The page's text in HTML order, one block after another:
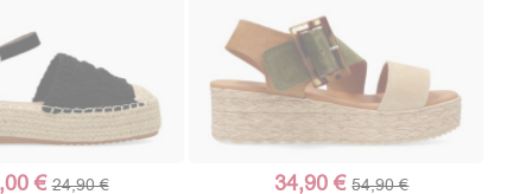
€ 24,90 € 34,90 € 54,90 €